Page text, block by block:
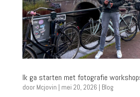
Ik ga starten met fotografie
door Mcjovin | mei 20, 2026 | Blog